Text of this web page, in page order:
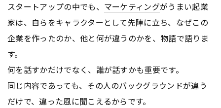
スタートアップの中でも、 マーケティングがうまい起業
家は、自らをキャラクターとして先陣に立ち、なぜこの
企業を作ったのか、他と何が違うのかを、物語で語りま
す。
何を話すかだけでなく、誰が話すかも重要です。
同じ内容であっても、その人のバックグラウンドが違う
だけで、違った風に聞こえるからです。